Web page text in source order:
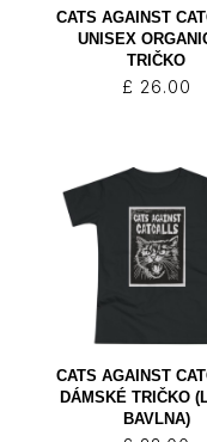
CATS AGAINST
UNISEX
TRIČKO
£ 26.00
CATS AGAINST
DÁMSKÉ TRIČKO
BAVLNA)